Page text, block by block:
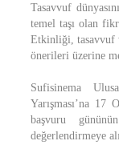
Tasavvuf
temel taşı olan
Etkinliği, tasavvuf
önerileri üzerine
Sufisinema
Yarışması’na
başvuru
değerlendirmeye